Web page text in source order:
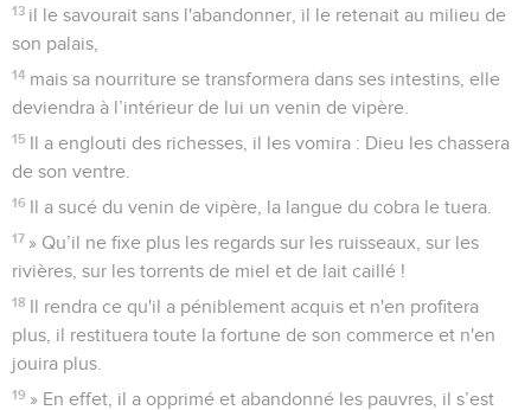
13 il le savourait sans l'abandonner, il le retenait au milieu de
son palais,
14 mais sa nourriture se transformera dans ses intestins, elle
deviendra à l’intérieur de lui un venin de vipère.
15 Il a englouti des richesses, il les vomira : Dieu les chassera
de son ventre.
16 Il a sucé du venin de vipère, la langue du cobra le tuera.
17 » Qu’il ne fixe plus les regards sur les ruisseaux, sur les
rivières, sur les torrents de miel et de lait caillé !
18 Il rendra ce qu'il a péniblement acquis et n'en profitera
plus, il restituera toute la fortune de son commerce et n'en
jouira plus.
19 » En effet, il a opprimé et abandonné les pauvres, il s’est